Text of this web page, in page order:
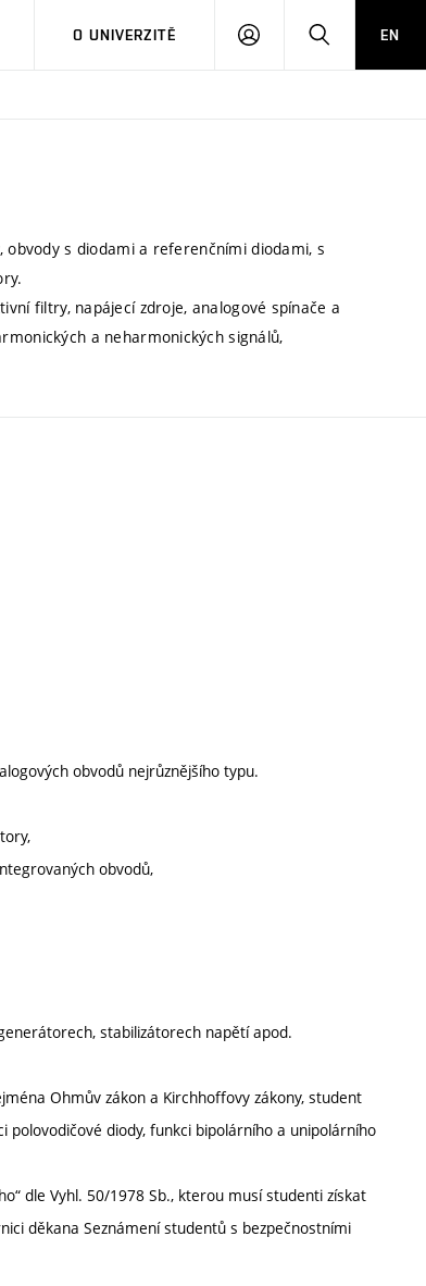
O UNIVERZITĚ
PŘIHLÁSIT HLEDATEN
obvody s diodami a referenčními diodami, s
filtry, napájecí zdroje, analogové spínače a
a neharmonických signálů,
obvodů nejrůznějšího typu.
obvodů,
stabilizátorech napětí apod.
Ohmův zákon a Kirchhoffovy zákony, student
polovodičové diody, funkci bipolárního a unipolárního
dle Vyhl. 50/1978 Sb., kterou musí studenti získat
děkana Seznámení studentů s bezpečnostními